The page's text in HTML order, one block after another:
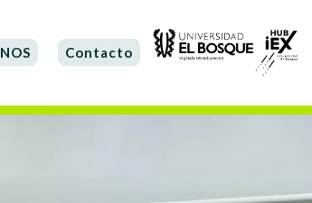
Contacto